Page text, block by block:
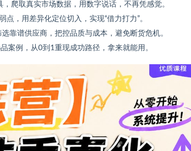
，爬取真实市场数据，用数字说话，不再凭感觉。
点，用差异化定位切入，实现“借力打力”。
靠谱供应商，把控品质与成本，避免断货危机。
案例，从0到1重现成功路径，拿来就能用。